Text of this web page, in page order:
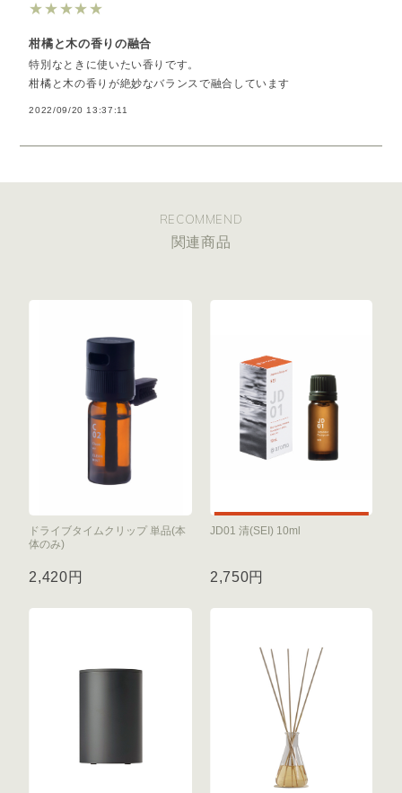
★★★★★
柑橘と木の香りの融合
特別なときに使いたい香りです。
柑橘と木の香りが絶妙なバランスで融合しています
2022/09/20 13:37:11
RECOMMEND
関連商品
ドライブタイムクリップ 単品(本
体のみ)
2,420円
JD01 清(SEI) 10ml
2,750円